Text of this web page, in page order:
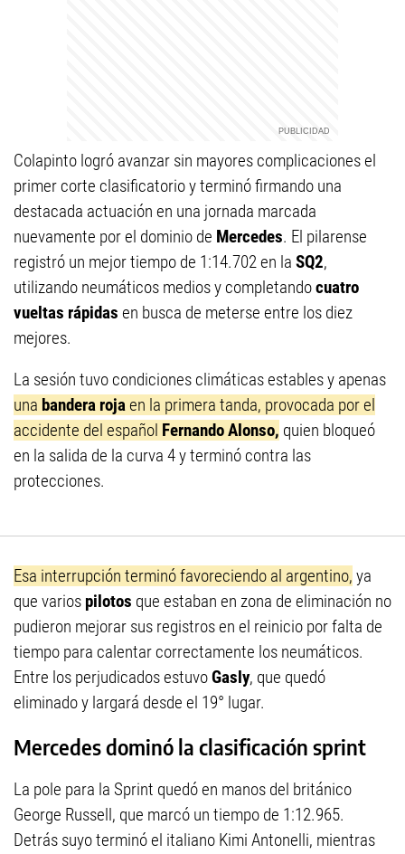
Colapinto logró avanzar sin mayores complicaciones el
primer corte clasificatorio y terminó firmando una
destacada actuación en una jornada marcada
nuevamente por el dominio de Mercedes. El pilarense
registró un mejor tiempo de 1:14.702 en la SQ2,
utilizando neumáticos medios y completandocuatro
vueltas rápidas en busca de meterse entre los diez
mejores.
La sesión tuvo condiciones climáticas estables y apenas
una bandera rojaen la primera tanda, provocada por el
accidente del español Fernando Alonso, quien bloqueó
en la salida de la curva 4 y terminó contra las
protecciones.
Esa interrupción terminó favoreciendo al argentino, ya
que varios pilotos que estaban en zona de eliminación no
pudieron mejorar sus registros en el reinicio por falta de
tiempo para calentar correctamente los neumáticos.
Entre los perjudicados estuvoGasly, que quedó
eliminado y largará desde el 19° lugar.
Mercedes dominó la clasificación sprint
La pole para la Sprint quedó en manos del británico
George Russell, que marcó un tiempo de 1:12.965.
Detrás suyo terminó el italiano Kimi Antonelli, mientras